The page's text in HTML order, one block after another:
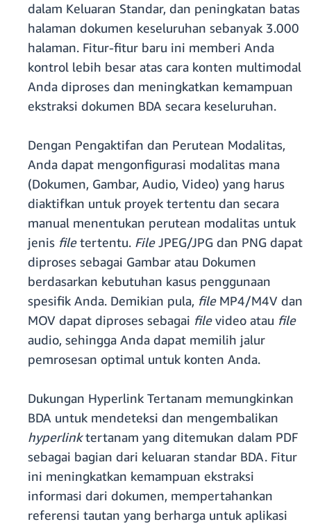
dalam Keluaran Standar, dan peningkatan batas
halaman dokumen keseluruhan sebanyak 3.000
halaman. Fitur-fitur baru ini memberi Anda
kontrol lebih besar atas cara konten multimodal
Anda diproses dan meningkatkan kemampuan
ekstraksi dokumen BDA secara keseluruhan.
Dengan Pengaktifan dan Perutean Modalitas,
Anda dapat mengonfigurasi modalitas mana
(Dokumen, Gambar, Audio, Video) yang harus
diaktifkan untuk proyek tertentu dan secara
manual menentukan perutean modalitas untuk
jenis filetertentu. FileJPEG/JPG dan PNG dapat
diproses sebagai Gambar atau Dokumen
berdasarkan kebutuhan kasus penggunaan
spesifik Anda. Demikian pula, fileMP4/M4V dan
MOV dapat diproses sebagai filevideo atau file
audio, sehingga Anda dapat memilih jalur
pemrosesan optimal untuk konten Anda.
Dukungan Hyperlink Tertanam memungkinkan
BDA untuk mendeteksi dan mengembalikan
hyperlinktertanam yang ditemukan dalam PDF
sebagai bagian dari keluaran standar BDA. Fitur
ini meningkatkan kemampuan ekstraksi
informasi dari dokumen, mempertahankan
referensi tautan yang berharga untuk aplikasi